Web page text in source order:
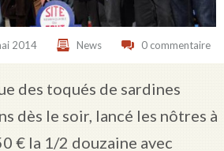
2014 News 0 commentaire
des toqués de sardines
dès le soir, lancé les nôtres à
€ la 1/2 douzaine avec